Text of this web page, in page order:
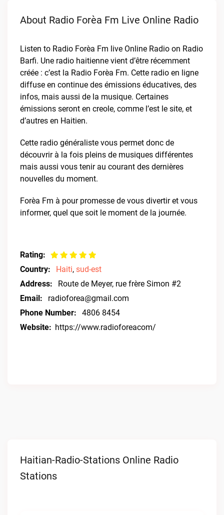
About Radio Forèa Fm Live Online Radio
Listen to Radio Forèa Fm live Online Radio on Radio
Barfi. Une radio haitienne vient d’être récemment
créée : c’est la Radio Forèa Fm. Cette radio en ligne
diffuse en continue des émissions éducatives, des
infos, mais aussi de la musique. Certaines
émissions seront en creole, comme l’est le site, et
d’autres en Haitien.
Cette radio généraliste vous permet donc de
découvrir à la fois pleins de musiques différentes
mais aussi vous tenir au courant des dernières
nouvelles du moment.
Forèa Fm à pour promesse de vous divertir et vous
informer, quel que soit le moment de la journée.
Rating:
Country:
Haiti, sud-est
Address:
Route de Meyer, rue frère Simon #2
Email:
radioforea@gmail.com
Phone Number:
4806 8454
Website: https://www.radioforeacom/
Haitian-Radio-Stations Online Radio
Stations